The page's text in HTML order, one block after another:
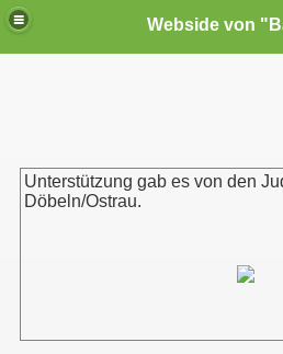
Unterstützung gab es von den
Döbeln/Ostrau.